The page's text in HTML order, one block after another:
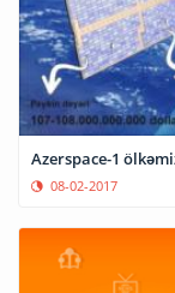
Azerspace-1
08-02-2017